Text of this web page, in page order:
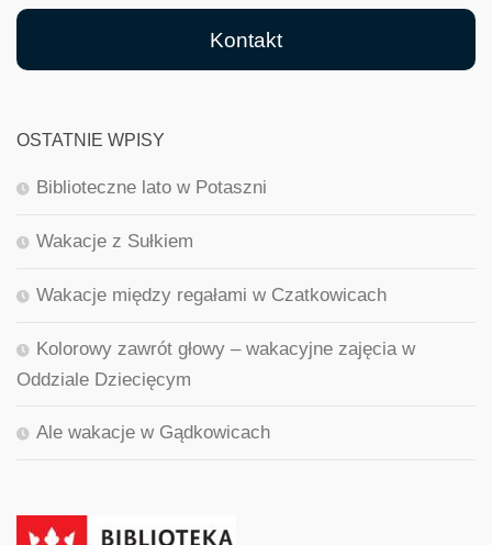
Kontakt
OSTATNIE WPISY
Biblioteczne lato w Potaszni
Wakacje z Sułkiem
Wakacje między regałami w Czatkowicach
Kolorowy zawrót głowy – wakacyjne zajęcia w
Oddziale Dziecięcym
Ale wakacje w Gądkowicach